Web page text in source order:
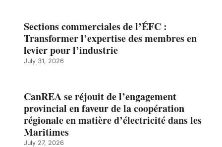
Sections commerciales de l’ÉFC :
Transformer l’expertise des membres en
levier pour l’industrie
July 31, 2026
CanREA se réjouit de l’engagement
provincial en faveur de la coopération
régionale en matière d’électricité dans les
Maritimes
July 27, 2026